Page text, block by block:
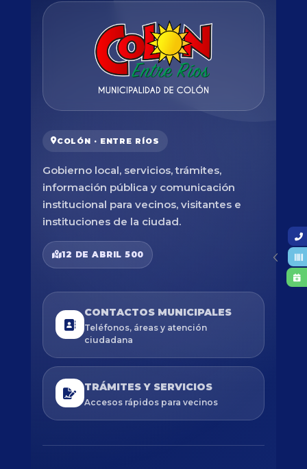
COLÓN · ENTRE RÍOS
Gobierno local, servicios, trámites,
información pública y comunicación
institucional para vecinos, visitantes e
instituciones de la ciudad.
12 DE ABRIL 500
CONTACTOS MUNICIPALES
Teléfonos, áreas y atención
ciudadana
TRÁMITES Y SERVICIOS
Accesos rápidos para vecinos